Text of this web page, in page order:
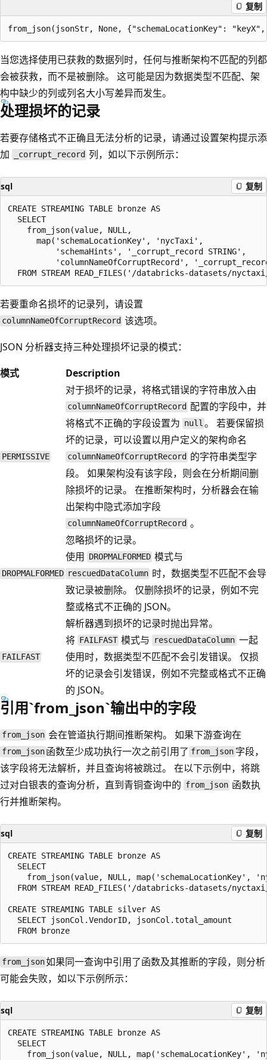
复制
当您选择使用已获救的数据列时，任何与推断架构不匹配的列都
会被获救，而不是被删除。 这可能是因为数据类型不匹配、架
构中缺少的列或列名大小写差异而发生。
处理损坏的记录
若要存储格式不正确且无法分析的记录，请通过设置架构提示添
加
_corrupt_record 列，如以下示例所示：
sql 复制
CREATE STREAMING TABLE bronze AS
  SELECT
    from_json(value, NULL,
      map('schemaLocationKey', 'nycTaxi',
          'schemaHints', '_corrupt_record STRING',
'columnNameOfCorruptRecord',
若要重命名损坏的记录列，请设置
columnNameOfCorruptRecord 该选项。
JSON 分析器支持三种处理损坏记录的模式：
模式
Description
PERMISSIVE
对于损坏的记录，将格式错误的字符串放入由
columnNameOfCorruptRecord 配置的字段中，并
将格式不正确的字段设置为 null 。 若要保留损
坏的记录，可以设置以用户定义的架构命名
columnNameOfCorruptRecord 的字符串类型字
段。 如果架构没有该字段，则会在分析期间删
除损坏的记录。 在推断架构时，分析器会在输
出架构中隐式添加字段
columnNameOfCorruptRecord 。
DROPMALFORMED
忽略损坏的记录。
使用 DROPMALFORMED 模式与
rescuedDataColumn 时，数据类型不匹配不会导
致记录被删除。 仅删除损坏的记录，例如不完
整或格式不正确的 JSON。
FAILFAST
解析器遇到损坏的记录时抛出异常。
将 FAILFAST 模式与 rescuedDataColumn 一起
使用时，数据类型不匹配不会引发错误。 仅损
坏的记录会引发错误，例如不完整或格式不正确
的 JSON。
引用`from_json`输出中的字段
from_json 会在管道执行期间推断架构。 如果下游查询在
from_json 函数至少成功执行一次之前引用了 from_json 字段，
该字段将无法解析，并且查询将被跳过。 在以下示例中，将跳
过对白银表的查询分析，直到青铜查询中的 from_json 函数执
行并推断架构。
sql 复制
CREATE STREAMING TABLE bronze AS
  SELECT
from_json(value, NULL, map('schemaLocationKey',
FROM STREAM READ_FILES('/databricks-datasets/
CREATE STREAMING TABLE silver AS
  SELECT jsonCol.VendorID, jsonCol.total_amount
from_json如果同一查询中引用了函数及其推断的字段，则分析
可能会失败，如以下示例所示：
sql 复制
CREATE STREAMING TABLE bronze AS
  SELECT
from_json(value, NULL, map('schemaLocationKey',